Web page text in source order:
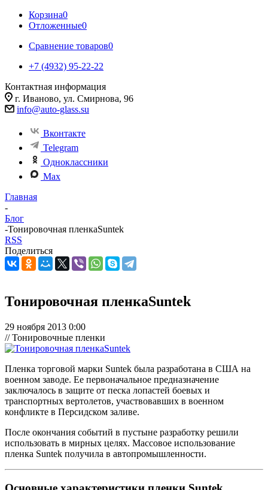
Корзина0
Отложенные0
Сравнение товаров0
+7 (4932) 95-22-22
Контактная информация
г. Иваново, ул. Смирнова, 96
info@auto-glass.su
Вконтакте
Telegram
Одноклассники
Max
Главная
-
Блог
-Тонировочная пленкаSuntek
RSS
Поделиться
Тонировочная пленкаSuntek
29 ноября 2013 0:00
// Тонировочные пленки
Пленка торговой марки Suntek была разработана в США на
военном заводе. Ее первоначальное предназначение
заключалось в защите от песка лопастей боевых и
транспортных вертолетов, участвовавших в военном
конфликте в Персидском заливе.
После окончания событий в пустыне разработку решили
использовать в мирных целях. Массовое использование
пленка Suntek получила в автопромышленности.